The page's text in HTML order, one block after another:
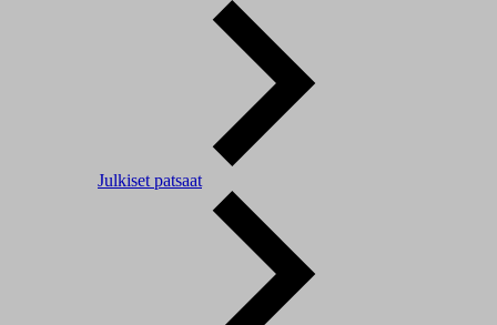
Julkiset patsaat